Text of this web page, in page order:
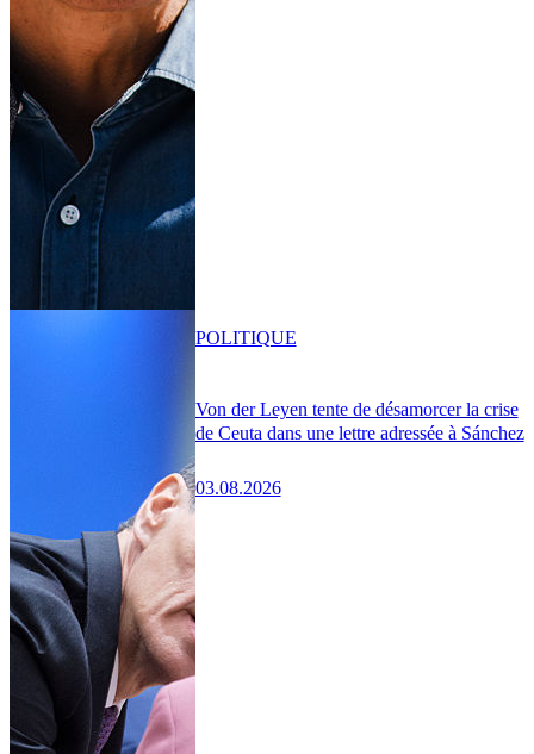
Von der Leyen tente de désamorcer la crise
de Ceuta dans une lettre adressée à Sánchez
03.08.2026
POLITIQUE